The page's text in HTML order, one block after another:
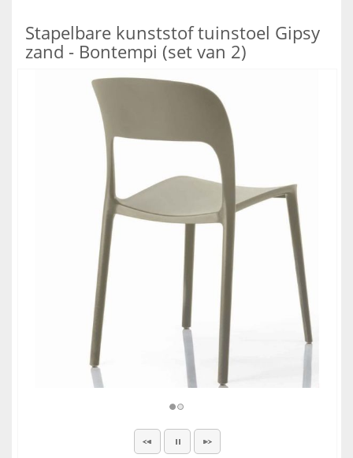
Stapelbare kunststof tuinstoel Gipsy
zand - Bontempi (set van 2)